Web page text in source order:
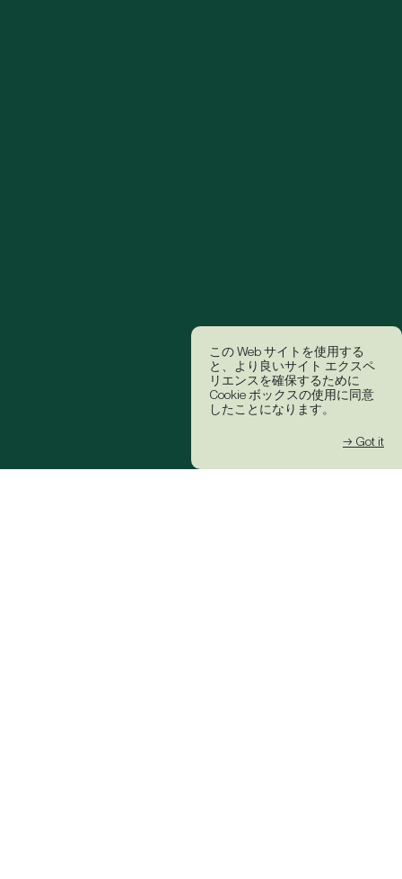
この Web サイトを使用する
と、より良いサイト エクスペ
リエンスを確保するために
Cookie ボックスの使用に同意
したことになります。
→ Got it